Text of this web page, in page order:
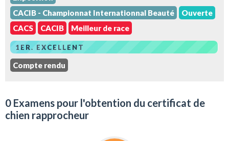
CACIB - Championnat Internationnal Beauté
Ouverte
CACS
CACIB Meilleur de race
1ER. EXCELLENT
Compte rendu
0 Examens pour l'obtention du certificat de
chien rapprocheur